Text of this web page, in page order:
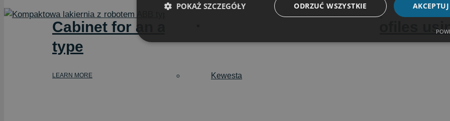
Kewesta
Cabinet for an automatic painting of rubber profiles
type
LEARN MORE
ODRZUĆ WSZYSTKIE
POKAŻ SZCZEGÓŁY